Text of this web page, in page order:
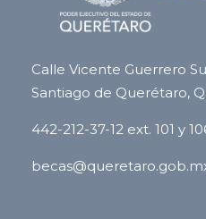
Calle Vicente Guerrero
Santiago de Querétaro,
442-212-37-12 ext. 101 y